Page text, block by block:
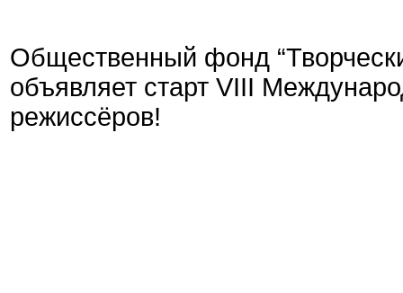
Общественный фонд
объявляет старт VIII
режиссёров!